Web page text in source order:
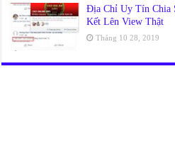
Địa Chỉ Uy Tín Chia
Kết Lên View Thật
Tháng 10 28, 2019